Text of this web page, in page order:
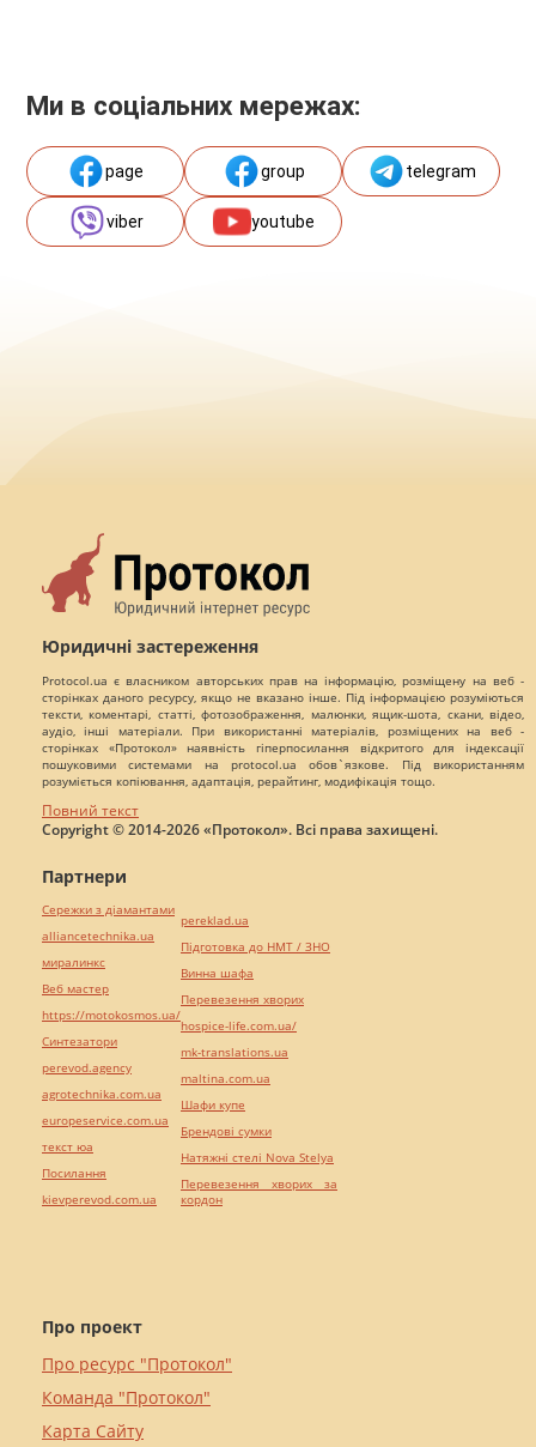
Ми в соціальних мережах:
page group telegram
viber youtube
Юридичні застереження
Protocol.ua є власником авторських прав на інформацію, розміщену на веб -
сторінках даного ресурсу, якщо не вказано інше. Під інформацією розуміються
тексти, коментарі, статті, фотозображення, малюнки, ящик-шота, скани, відео,
аудіо, інші матеріали. При використанні матеріалів, розміщених на веб -
сторінках «Протокол» наявність гіперпосилання відкритого для індексації
пошуковими системами на protocol.ua обов`язкове. Під використанням
розуміється копіювання, адаптація, рерайтинг, модифікація тощо.
Повний текст
Copyright © 2014-2026 «Протокол». Всі права захищені.
Про проект
Про ресурс "Протокол"
Команда "Протокол"
Карта Сайту
Партнери
Сережки з діамантами
alliancetechnika.ua
миралинкс
Веб мастер
https://motokosmos.ua/
Синтезатори
perevod.agency
agrotechnika.com.ua
europeservice.com.ua
текст юа
Посилання
kievperevod.com.ua
pereklad.ua
Підготовка до НМТ / ЗНО
Винна шафа
Перевезення хворих
hospice-life.com.ua/
mk-translations.ua
maltina.com.ua
Шафи купе
Брендові сумки
Натяжні стелі Nova Stelya
Перевезення хворих за
кордон